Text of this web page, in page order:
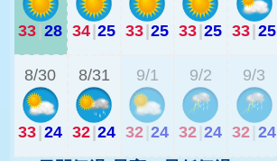
33|28 34|25 33|25 33|25 33|25
8/30
33|24
8/31
32|24
9/1
32 24
9/2
32 24
9/3
32 24